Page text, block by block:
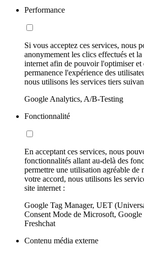
Performance
Si vous acceptez ces services, nous
anonymement les clics effectués et
internet afin de pouvoir l'optimiser et
permanence l'expérience des
nous utilisons les services tiers
Google Analytics, A/B-Testing
Fonctionnalité
En acceptant ces services, nous
fonctionnalités allant au-delà des
permettre une utilisation agréable de
votre accord, nous utilisons les
site internet :
Google Tag Manager, UET
Consent Mode de Microsoft,
Freshchat
Contenu média externe